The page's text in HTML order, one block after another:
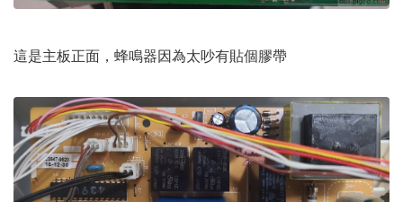
這是主板正面，蜂鳴器因為太吵有貼個膠帶